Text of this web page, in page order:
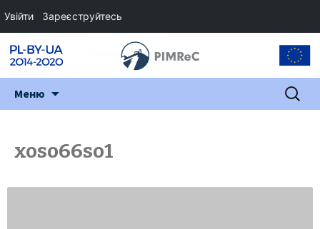
Меню Пошук:
xoso66so1
Увійти Зареєструйтесь